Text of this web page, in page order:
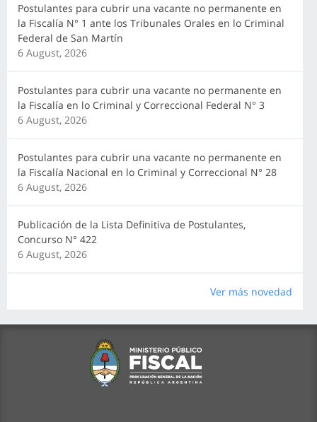
Postulantes para cubrir una vacante no permanente en
la Fiscalía N° 1 ante los Tribunales Orales en lo Criminal
Federal de San Martín
6 August, 2026
Postulantes para cubrir una vacante no permanente en
la Fiscalía en lo Criminal y Correccional Federal N° 3
6 August, 2026
Postulantes para cubrir una vacante no permanente en
la Fiscalía Nacional en lo Criminal y Correccional N° 28
6 August, 2026
Publicación de la Lista Definitiva de Postulantes,
Concurso N° 422
6 August, 2026
Ver más novedad